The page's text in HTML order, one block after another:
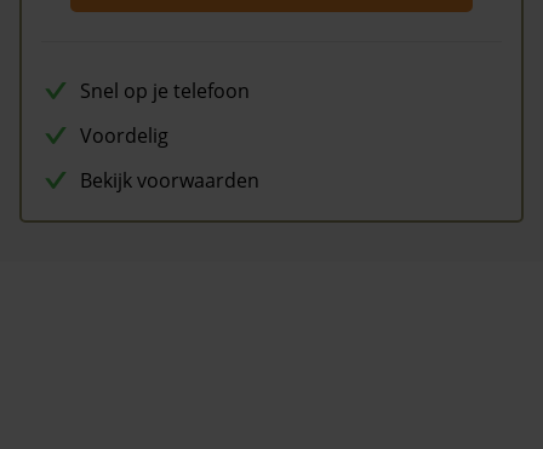
Snel op je telefoon
Voordelig
Bekijk voorwaarden